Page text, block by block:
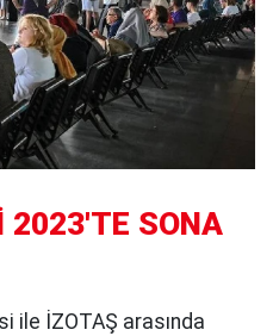
2023'TE SONA
ile İZOTAŞ arasında